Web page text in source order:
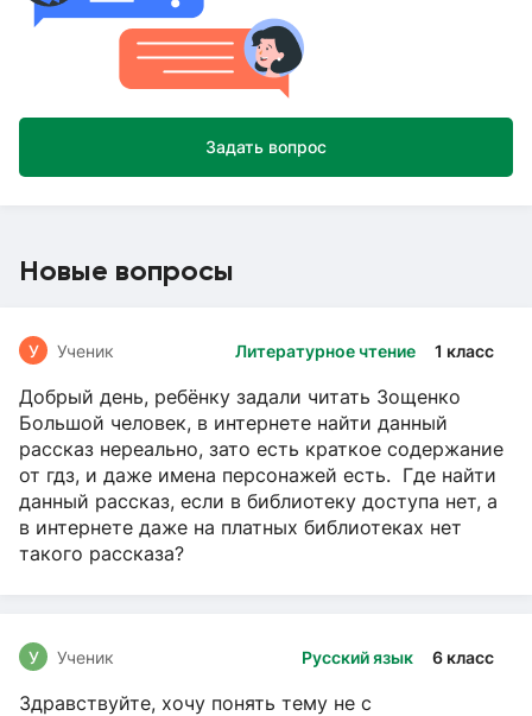
Задать вопрос
Новые вопросы
Литературное чтение 1 класс
У Ученик
Добрый день, ребёнку задали читать Зощенко
Большой человек, в интернете найти данный
рассказ нереально, зато есть краткое содержание
от гдз, и даже имена персонажей есть. Где найти
данный рассказ, если в библиотеку доступа нет, а
в интернете даже на платных библиотеках нет
такого рассказа?
Русский язык 6 класс
У Ученик
Здравствуйте, хочу понять тему не с